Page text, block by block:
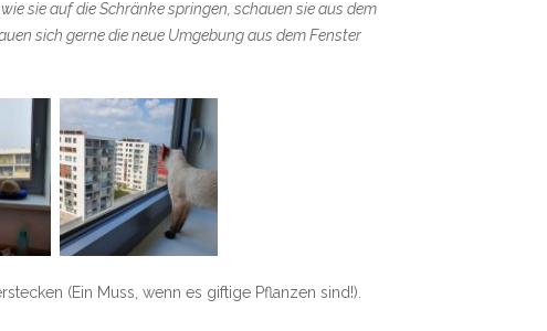
sie auf die Schränke springen, schauen sie aus dem
sich gerne die neue Umgebung aus dem Fenster
(Ein Muss, wenn es giftige Pflanzen sind!).